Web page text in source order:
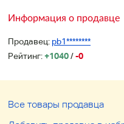
Информация о продавце
Продавец: pb1********
Рейтинг:+1040/-0
Все товары продавца